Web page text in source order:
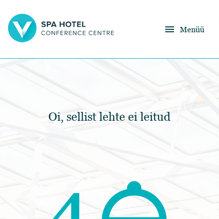
menu Menüü
Oi, sellist lehte ei leitud